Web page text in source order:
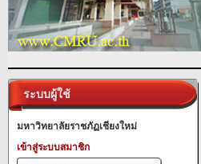
ระบบผู้ใช้
มหาวิทยาลัยราชภัฏเชียงใหม่
เข้าสู่ระบบสมาชิก